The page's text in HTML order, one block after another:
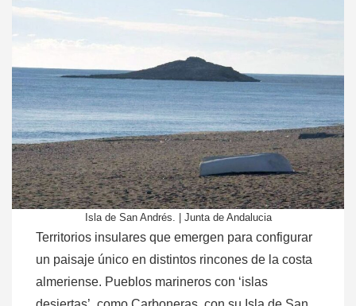
Isla de San Andrés. | Junta de Andalucia
Territorios insulares que emergen para configurar
un paisaje único en distintos rincones de la costa
almeriense. Pueblos marineros con ‘islas